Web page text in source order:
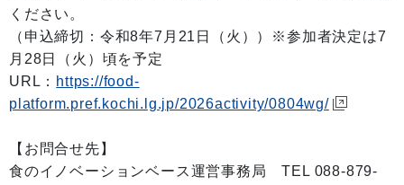
ください。
（申込締切：令和8年7月21日（火））※参加者決定は7
月28日（火）頃を予定
URL： https://food-
platform.pref.kochi.lg.jp/2026activity/0804wg/
【お問合せ先】
食のイノベーションベース運営事務局 TEL 088-879-